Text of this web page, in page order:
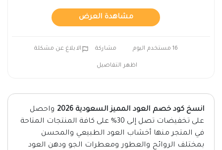
مشاهدة العرض
16 مستخدم اليوم مشاركة الابلاغ عن مشكلة
اظهر التفاصيل
انسخ كود خصم العود المميز السعودية 2026
واحصل
على تخفيضات تصل إلى 30% على كافة المنتجات المتاحة
في المتجر منها أخشاب العود الطبيعي والمحسن
بمختلف الروائح والعطور ومعطرات الجو ودهن العود